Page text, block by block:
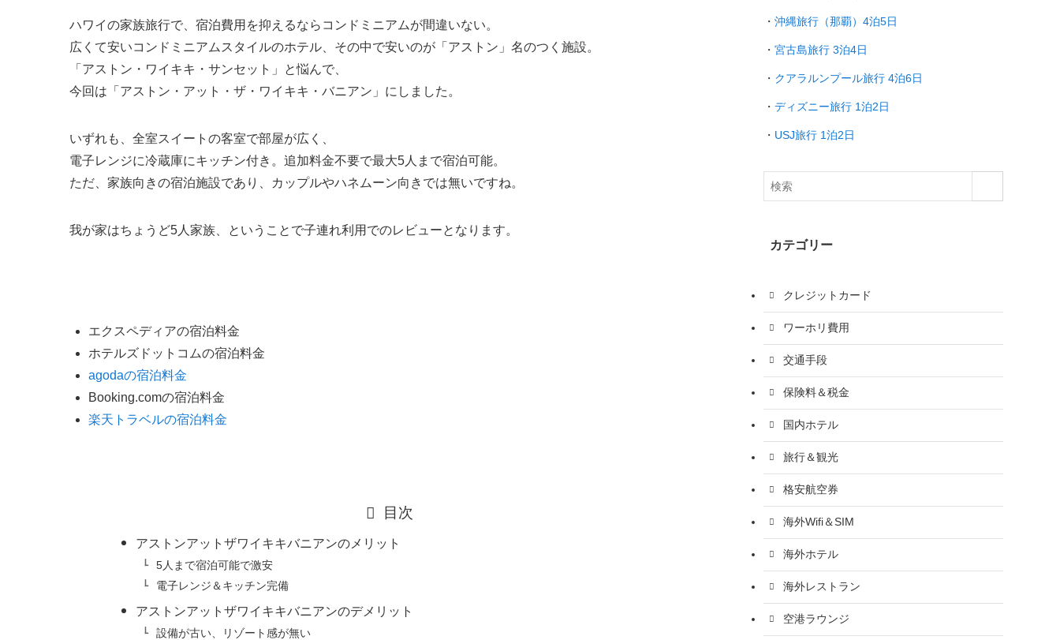
ハワイの家族旅行で、宿泊費用を抑えるならコンドミニアムが間違いない。
広くて安いコンドミニアムスタイルのホテル、その中で安いのが「アストン」名のつく施設。
「アストン・ワイキキ・サンセット」と悩んで、
今回は「アストン・アット・ザ・ワイキキ・バニアン」にしました。
いずれも、全室スイートの客室で部屋が広く、
電子レンジに冷蔵庫にキッチン付き。追加料金不要で最大5人まで宿泊可能。
ただ、家族向きの宿泊施設であり、カップルやハネムーン向きでは無いですね。
我が家はちょうど5人家族、ということで子連れ利用でのレビューとなります。
エクスペディアの宿泊料金
ホテルズドットコムの宿泊料金
agodaの宿泊料金
Booking.comの宿泊料金
楽天トラベルの宿泊料金
目次
アストンアットザワイキキバニアンのメリット
5人まで宿泊可能で激安
電子レンジ＆キッチン完備
アストンアットザワイキキバニアンのデメリット
設備が古い、リゾート感が無い
・ 沖縄旅行（那覇）4泊5日
・ 宮古島旅行 3泊4日
・ クアラルンプール旅行 4泊6日
・ ディズニー旅行 1泊2日
・ USJ旅行 1泊2日
カテゴリー
クレジットカード
ワーホリ費用
交通手段
保険料＆税金
国内ホテル
旅行＆観光
格安航空券
海外Wifi＆SIM
海外ホテル
海外レストラン
空港ラウンジ